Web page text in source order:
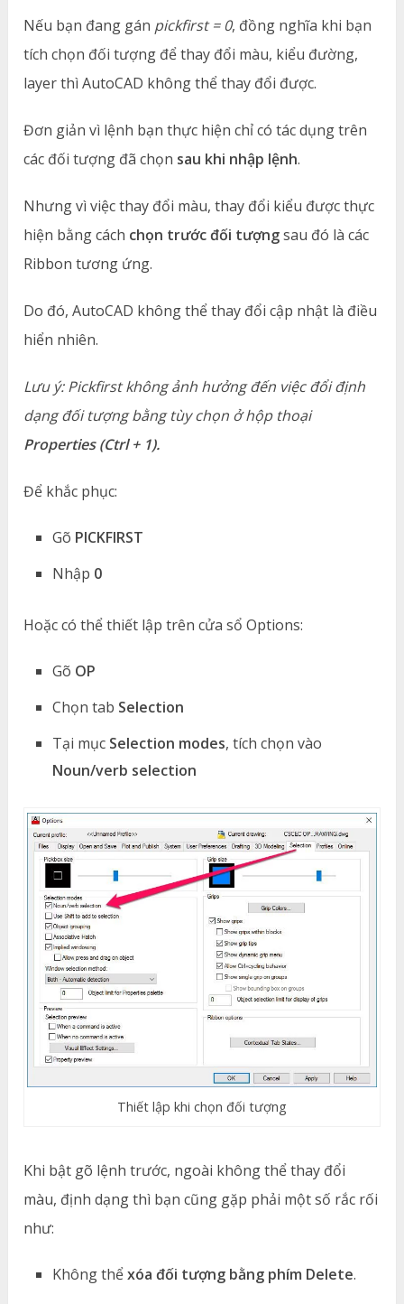
Nếu bạn đang gán pickfirst = 0, đồng nghĩa khi bạn
tích chọn đối tượng để thay đổi màu, kiểu đường,
layer thì AutoCAD không thể thay đổi được.
Đơn giản vì lệnh bạn thực hiện chỉ có tác dụng trên
các đối tượng đã chọn sau khi nhập lệnh.
Nhưng vì việc thay đổi màu, thay đổi kiểu được thực
hiện bằng cách chọn trước đối tượngsau đó là các
Ribbon tương ứng.
Do đó, AutoCAD không thể thay đổi cập nhật là điều
hiển nhiên.
Lưu ý: Pickfirst không ảnh hưởng đến việc đổi định
dạng đối tượng bằng tùy chọn ở hộp thoại
Properties (Ctrl + 1).
Để khắc phục:
Gõ PICKFIRST
Nhập 0
Hoặc có thể thiết lập trên cửa sổ Options:
Gõ OP
Chọn tab Selection
Tại mục Selection modes, tích chọn vào
Noun/verb selection
Thiết lập khi chọn đối tượng
Khi bật gõ lệnh trước, ngoài không thể thay đổi
màu, định dạng thì bạn cũng gặp phải một số rắc rối
như:
Không thểxóa đối tượng bằng phím Delete.